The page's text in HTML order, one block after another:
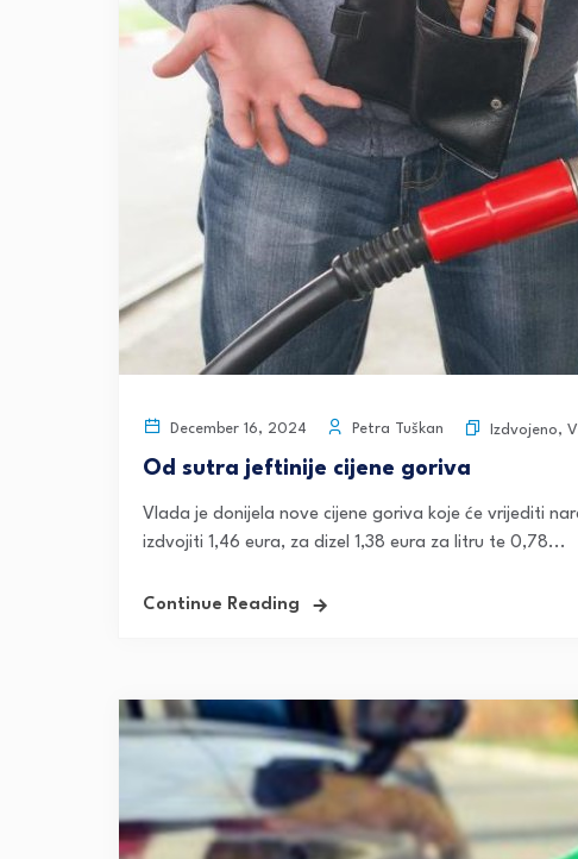
December 16, 2024 Petra Tuškan Izdvojeno,
Od sutra jeftinije cijene goriva
Vlada je donijela nove cijene goriva koje će vrijediti
izdvojiti 1,46 eura, za dizel 1,38 eura za litru te 0,78...
Continue Reading